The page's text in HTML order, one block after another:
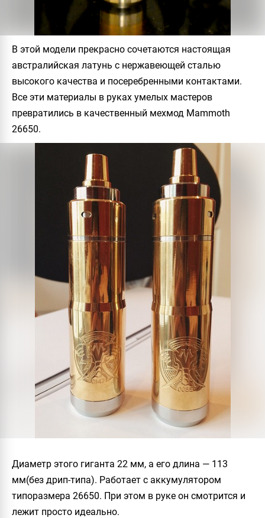
В этой модели прекрасно сочетаются настоящая
австралийская латунь с нержавеющей сталью
высокого качества и посеребренными контактами.
Все эти материалы в руках умелых мастеров
превратились в качественный мехмод Mammoth
26650.
Диаметр этого гиганта 22 мм, а его длина — 113
мм(без дрип-типа). Работает с аккумулятором
типоразмера 26650. При этом в руке он смотрится и
лежит просто идеально.